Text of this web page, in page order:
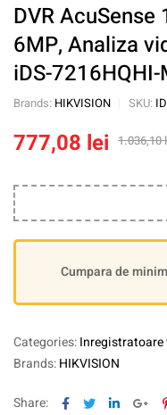
DVR
6MP, Analiza
iDS-
Brands: HIKVISION SKU:
1.036,10
777,08 lei
Cumpara de
Categories:Inregistratoare
Brands:HIKVISION
Share: Facebook
TwitterLinkedin